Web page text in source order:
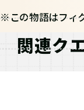
※この物語はフィ
関連ク